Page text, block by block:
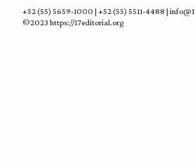
+52 (55) 5659-1000 | +52 (55) 5511-4488 |
©2023 https://17editorial.org